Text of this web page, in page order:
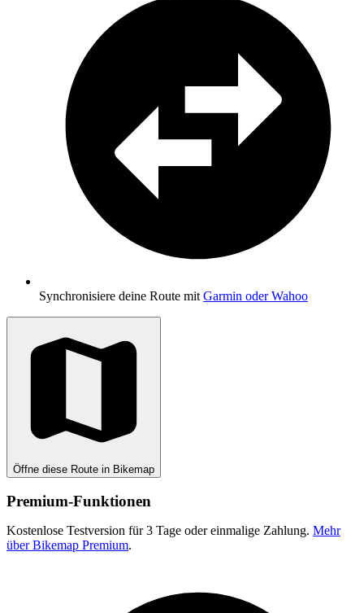
Synchronisiere deine Route mit Garmin oder Wahoo
Öffne diese Route in Bikemap
Premium-Funktionen
Kostenlose Testversion für 3 Tage oder einmalige Zahlung. Mehr
über Bikemap Premium.